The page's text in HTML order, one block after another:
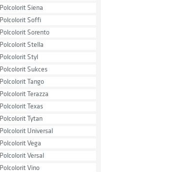
Polcolorit Siena
Polcolorit Soffi
Polcolorit Sorento
Polcolorit Stella
Polcolorit Styl
Polcolorit Sukces
Polcolorit Tango
Polcolorit Terazza
Polcolorit Texas
Polcolorit Tytan
Polcolorit Universal
Polcolorit Vega
Polcolorit Versal
Polcolorit Vino